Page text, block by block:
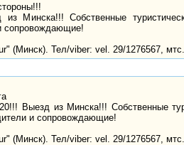
Минска!!! Собственные
сопровождающие!
(Минск). Тел/viber: vel. 29/1276567,
Выезд из Минска!!! Собственные
и сопровождающие!
(Минск). Тел/viber: vel. 29/1276567,